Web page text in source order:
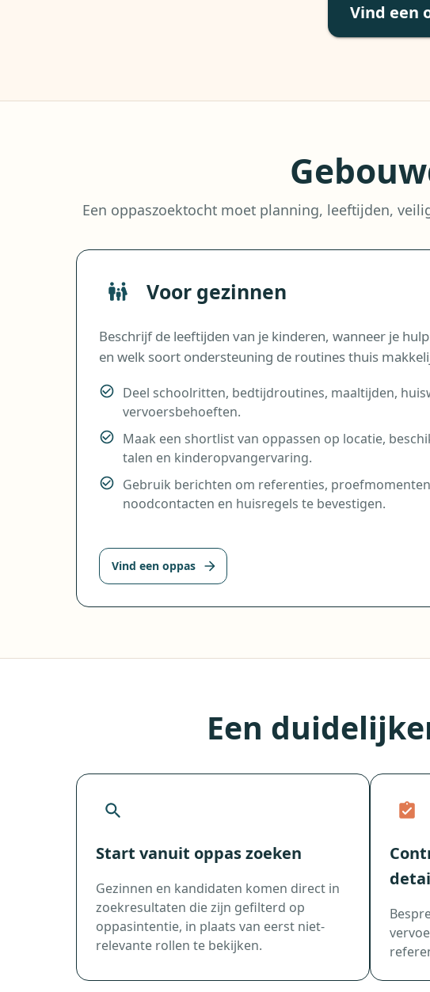
Vind een
Een oppaszoektocht moet planning, leeftijden,
Voor gezinnen
Beschrijf de leeftijden van je kinderen, wanneer je
en welk soort ondersteuning de routines thuis
Deel schoolritten, bedtijdroutines, maaltijden,
vervoersbehoeften.
Maak een shortlist van oppassen op locatie,
talen en kinderopvangervaring.
Gebruik berichten om referenties,
noodcontacten en huisregels te bevestigen.
Vind een oppas
Een
Start vanuit oppas zoeken
Gezinnen en kandidaten komen direct in
zoekresultaten die zijn gefilterd op
oppasintentie, in plaats van eerst niet-
relevante rollen te bekijken.